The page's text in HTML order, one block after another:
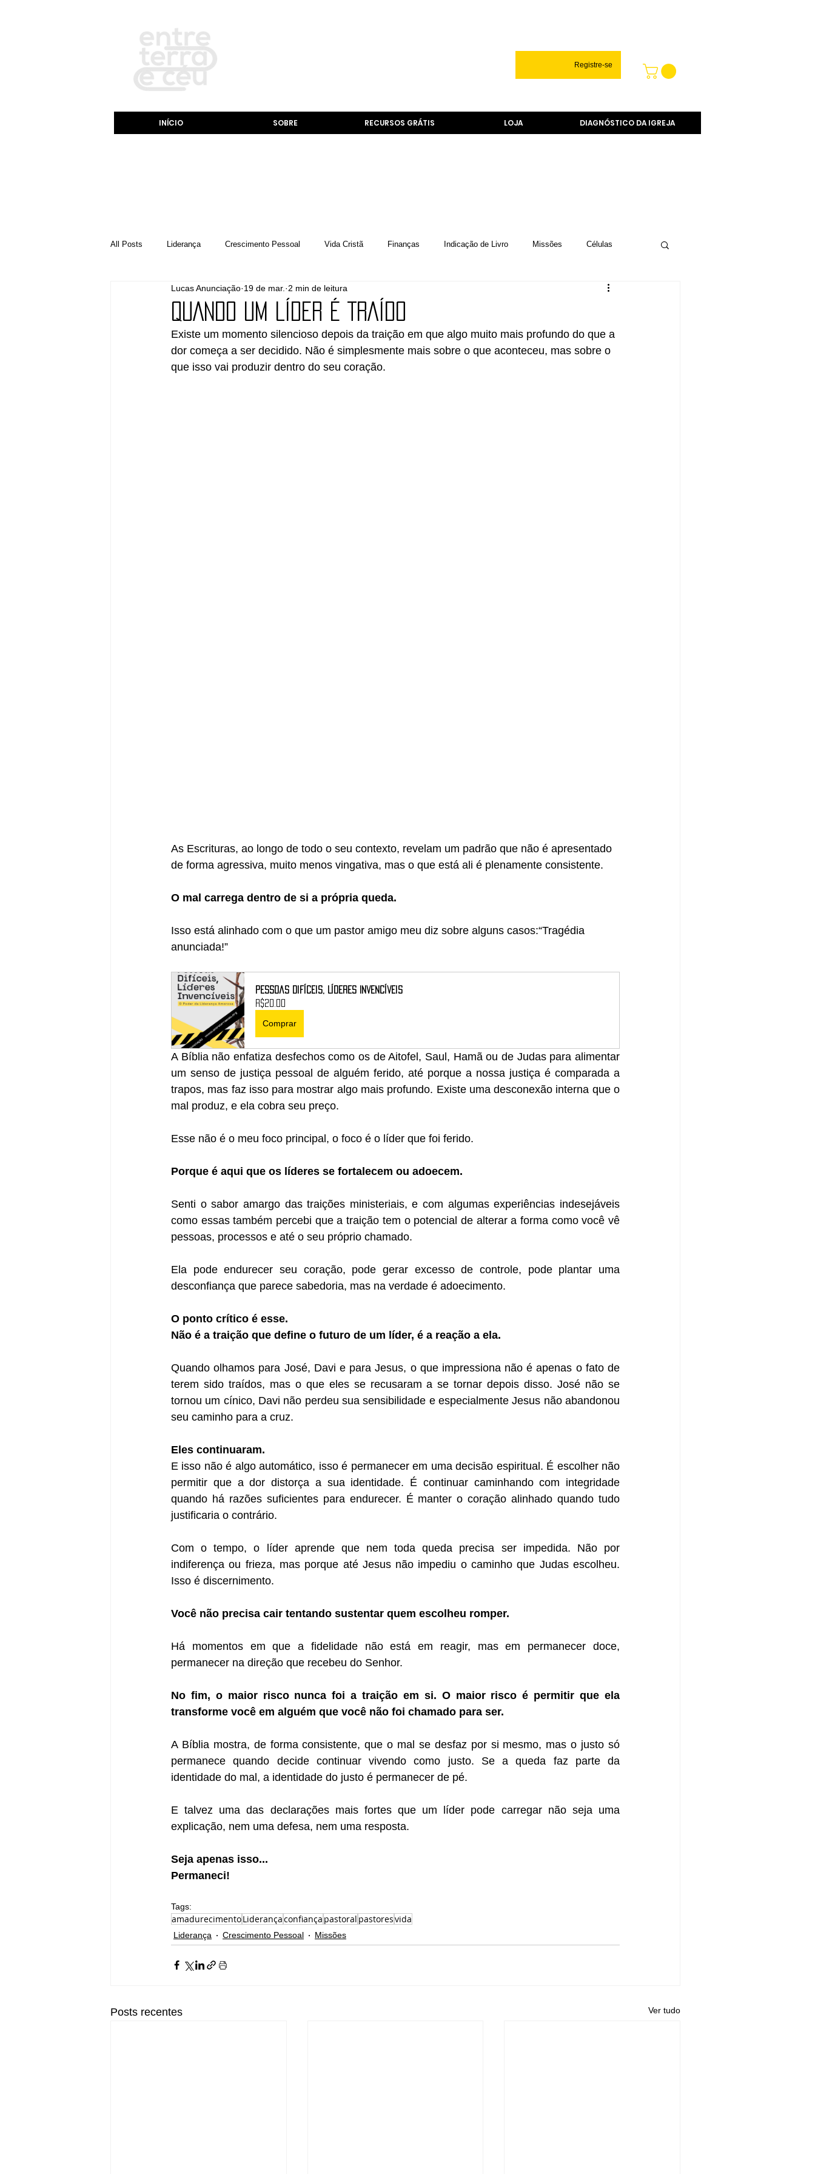
Registre-se
INÍCIO SOBRE RECURSOS GRÁTIS LOJA DIAGNÓSTICO DA IGREJA
All Posts Liderança Crescimento Pessoal Vida Cristã Finanças Indicação de Livro Missões Células
Pesquisas Pregação Plantação de Igrejas
QUANDO UM LÍDER É TRAÍDO
Lucas Anunciação 19 de mar. 2 min de leitura
Existe um momento silencioso depois da traição em que algo muito mais profundo do que a
dor começa a ser decidido. Não é simplesmente mais sobre o que aconteceu, mas sobre o
que isso vai produzir dentro do seu coração.
As Escrituras, ao longo de todo o seu contexto, revelam um padrão que não é apresentado
de forma agressiva, muito menos vingativa, mas o que está ali é plenamente consistente.
O mal carrega dentro de si a própria queda.
Isso está alinhado com o que um pastor amigo meu diz sobre alguns casos:“Tragédia
anunciada!”
Pessoas Difíceis, Líderes Invencíveis
R$20.00
Comprar
A Bíblia não enfatiza desfechos como os de Aitofel, Saul, Hamã ou de Judas para alimentar
um senso de justiça pessoal de alguém ferido, até porque a nossa justiça é comparada a
trapos, mas faz isso para mostrar algo mais profundo. Existe uma desconexão interna que o
mal produz, e ela cobra seu preço.
Esse não é o meu foco principal, o foco é o líder que foi ferido.
Porque é aqui que os líderes se fortalecem ou adoecem.
Senti o sabor amargo das traições ministeriais, e com algumas experiências indesejáveis
como essas também percebi que a traição tem o potencial de alterar a forma como você vê
pessoas, processos e até o seu próprio chamado.
Ela pode endurecer seu coração, pode gerar excesso de controle, pode plantar uma
desconfiança que parece sabedoria, mas na verdade é adoecimento.
O ponto crítico é esse.
Não é a traição que define o futuro de um líder, é a reação a ela.
Quando olhamos para José, Davi e para Jesus, o que impressiona não é apenas o fato de
terem sido traídos, mas o que eles se recusaram a se tornar depois disso. José não se
tornou um cínico, Davi não perdeu sua sensibilidade e especialmente Jesus não abandonou
seu caminho para a cruz.
Eles continuaram.
E isso não é algo automático, isso é permanecer em uma decisão espiritual. É escolher não
permitir que a dor distorça a sua identidade. É continuar caminhando com integridade
quando há razões suficientes para endurecer. É manter o coração alinhado quando tudo
justificaria o contrário.
Com o tempo, o líder aprende que nem toda queda precisa ser impedida. Não por
indiferença ou frieza, mas porque até Jesus não impediu o caminho que Judas escolheu.
Isso é discernimento.
Você não precisa cair tentando sustentar quem escolheu romper.
Há momentos em que a fidelidade não está em reagir, mas em permanecer doce,
permanecer na direção que recebeu do Senhor.
No fim, o maior risco nunca foi a traição em si. O maior risco é permitir que ela
transforme você em alguém que você não foi chamado para ser.
A Bíblia mostra, de forma consistente, que o mal se desfaz por si mesmo, mas o justo só
permanece quando decide continuar vivendo como justo. Se a queda faz parte da
identidade do mal, a identidade do justo é permanecer de pé.
E talvez uma das declarações mais fortes que um líder pode carregar não seja uma
explicação, nem uma defesa, nem uma resposta.
Seja apenas isso...
Permaneci!
Tags:
amadurecimentoLiderançaconfiança pastoral pastoresvida
Liderança Crescimento Pessoal Missões
Posts recentes Ver tudo